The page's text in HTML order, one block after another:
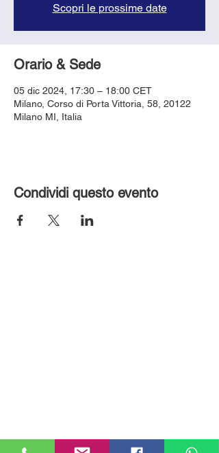
Scopri le prossime date
Orario & Sede
05 dic 2024, 17:30 – 18:00 CET
Milano, Corso di Porta Vittoria, 58, 20122
Milano MI, Italia
Condividi questo evento